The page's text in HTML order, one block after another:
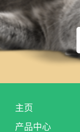
主页
产品中心